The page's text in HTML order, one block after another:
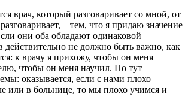
врач, который разговаривает со мной, от
– тем, что я придаю значение
они оба обладают одинаковой
действительно не должно быть важно, как
к врачу я прихожу, чтобы он меня
чтобы он меня научил. Но тут
оказывается, если с нами плохо
или в больнице, то мы плохо учимся и